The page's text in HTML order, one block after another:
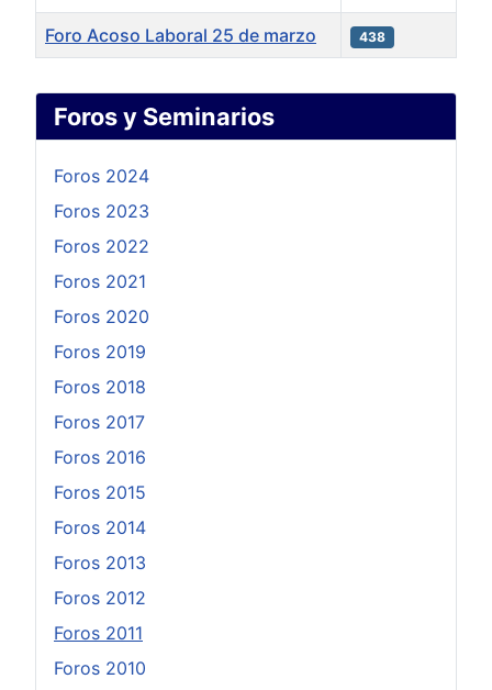
Foros y Seminarios
Foros 2024
Foros 2023
Foros 2022
Foros 2021
Foros 2020
Foros 2019
Foros 2018
Foros 2017
Foros 2016
Foros 2015
Foros 2014
Foros 2013
Foros 2012
Foros 2011
Foros 2010
Foro Acoso Laboral 25 de marzo 438